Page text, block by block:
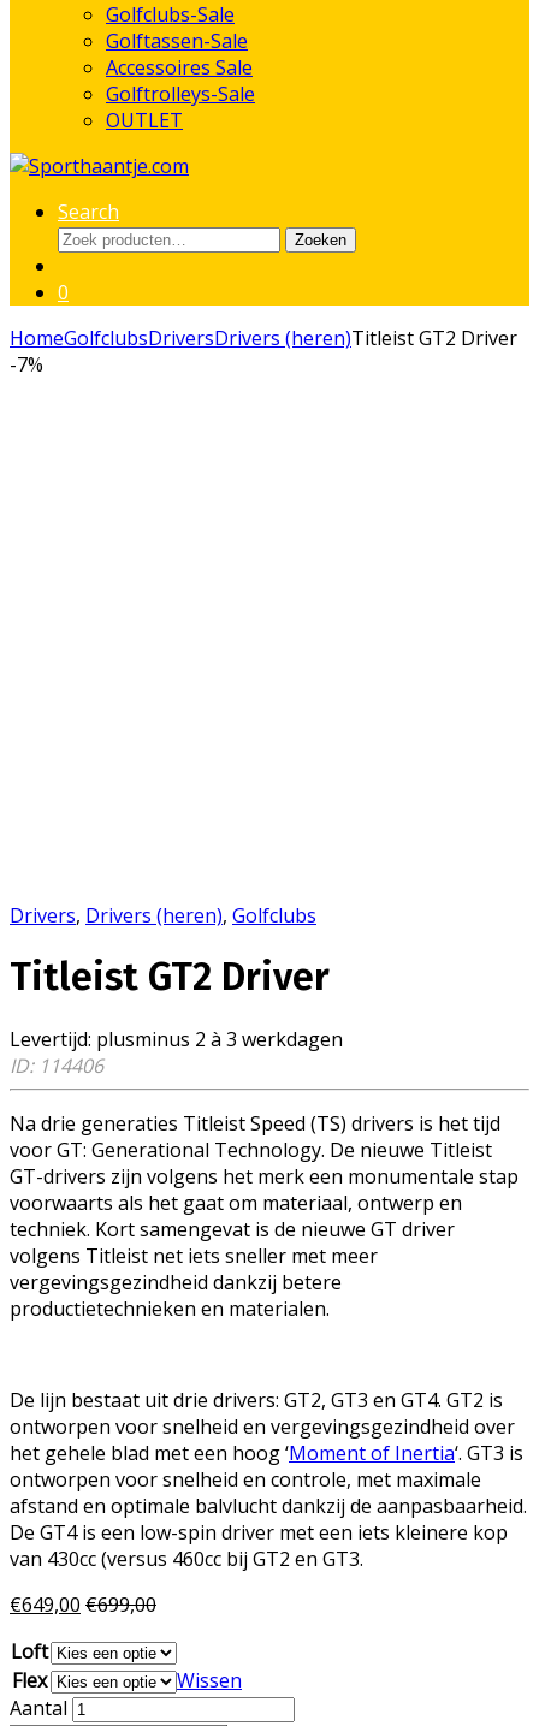
Golfclubs-Sale
Golftassen-Sale
Accessoires Sale
Golftrolleys-Sale
OUTLET
Search
Zoeken
Zoeken
0
HomeGolfclubsDriversDrivers (heren)Titleist GT2 Driver
-7%
Drivers, Drivers (heren), Golfclubs
Titleist GT2 Driver
Levertijd: plusminus 2 à 3 werkdagen
ID: 114406
Na drie generaties Titleist Speed (TS) drivers is het tijd
voor GT: Generational Technology. De nieuwe Titleist
GT-drivers zijn volgens het merk een monumentale stap
voorwaarts als het gaat om materiaal, ontwerp en
techniek. Kort samengevat is de nieuwe GT driver
volgens Titleist net iets sneller met meer
vergevingsgezindheid dankzij betere
productietechnieken en materialen.
De lijn bestaat uit drie drivers: GT2, GT3 en GT4. GT2 is
ontworpen voor snelheid en vergevingsgezindheid over
het gehele blad met een hoog ‘Moment of Inertia‘. GT3 is
ontworpen voor snelheid en controle, met maximale
afstand en optimale balvlucht dankzij de aanpasbaarheid.
De GT4 is een low-spin driver met een iets kleinere kop
van 430cc (versus 460cc bij GT2 en GT3.
€649,00 €699,00
Loft
Flex
Wissen
Aantal